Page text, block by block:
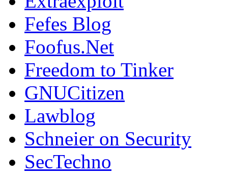
Fefes Blog
Foofus.Net
Freedom to Tinker
GNUCitizen
Lawblog
Schneier on Security
SecTechno